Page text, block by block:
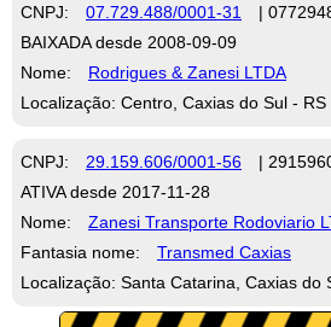
CNPJ: 07.729.488/0001-31
|
BAIXADA desde 2008-09-09
Nome:
Rodrigues & Zanesi LTDA
Localização: Centro, Caxias do Sul - RS
CNPJ: 29.159.606/0001-56
|
ATIVA desde 2017-11-28
Nome:
Zanesi Transporte Rodoviario
Fantasia nome:
Transmed Caxias
Localização: Santa Catarina, Caxias do